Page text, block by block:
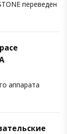
переведен
аппарата